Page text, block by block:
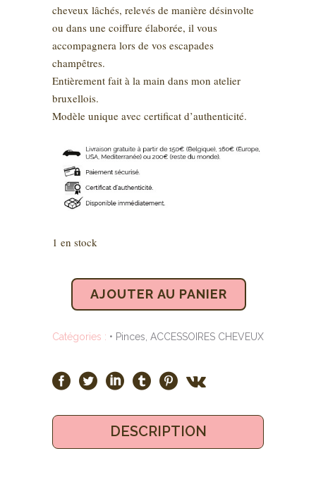
cheveux lâchés, relevés de manière désinvolte
ou dans une coiffure élaborée, il vous
accompagnera lors de vos escapades
champêtres.
Entièrement fait à la main dans mon atelier
bruxellois.
Modèle unique avec certificat d’authenticité.
1 en stock
AJOUTER AU PANIER
Catégories : • Pinces ACCESSOIRES CHEVEUX
DESCRIPTION